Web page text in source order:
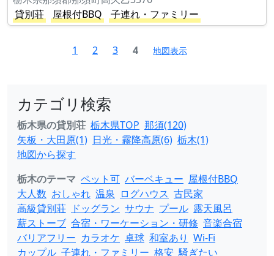
貸別荘
屋根付BBQ 子連れ・ファミリー
1 2 3 4 地図表示
カテゴリ検索
栃木県の貸別荘 栃木県TOP 那須(120)
矢板・大田原(1) 日光・霧降高原(6) 栃木(1)
地図から探す
栃木のテーマ ペット可 バーベキュー 屋根付BBQ
大人数 おしゃれ 温泉 ログハウス 古民家
高級貸別荘 ドッグラン サウナ プール 露天風呂
薪ストーブ 合宿・ワーケーション・研修 音楽合宿
バリアフリー カラオケ 卓球 和室あり Wi-Fi
カップル 子連れ・ファミリー 格安 騒ぎたい